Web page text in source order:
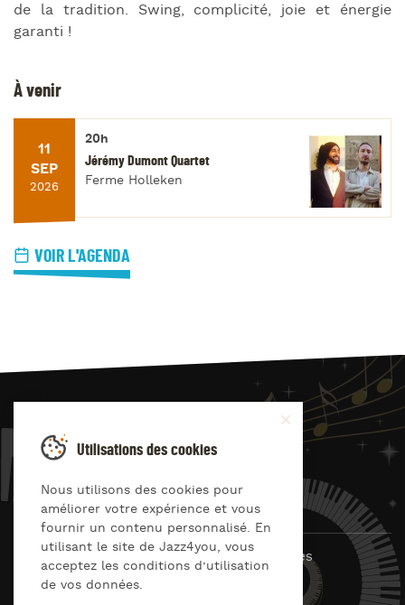
de la tradition. Swing, complicité, joie et énergie
garanti !
À venir
11
SEP
2026
20h
Jérémy Dumont Quartet
Ferme Holleken
VOIR L'AGENDA
JAZZ4
© Jazz4you 2019 – 2026 Tous droits réservés
Déclaration de confidentialité
Utilisations des cookies
Nous utilisons des cookies pour
améliorer votre expérience et vous
fournir un contenu personnalisé. En
utilisant le site de Jazz4you, vous
acceptez les conditions d’utilisation
de vos données.